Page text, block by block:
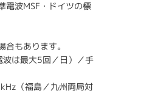
電波MSF・ドイツの標
もあります。
は最大5回／日）／手
（福島／九州両局対